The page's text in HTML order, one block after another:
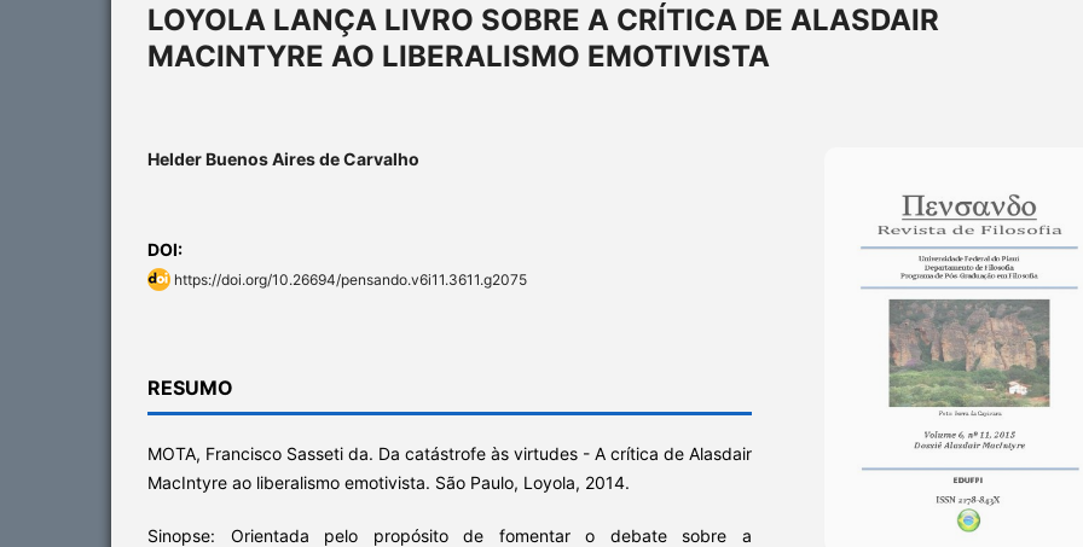
LOYOLA LANÇA LIVRO SOBRE A CRÍTICA DE ALASDAIR
MACINTYRE AO LIBERALISMO EMOTIVISTA
Helder Buenos Aires de Carvalho
DOI:
https://doi.org/10.26694/pensando.v6i11.3611.g2075
RESUMO
MOTA, Francisco Sasseti da. Da catástrofe às virtudes - A crítica de Alasdair
MacIntyre ao liberalismo emotivista. São Paulo, Loyola, 2014.
Sinopse: Orientada pelo propósito de fomentar o debate sobre a